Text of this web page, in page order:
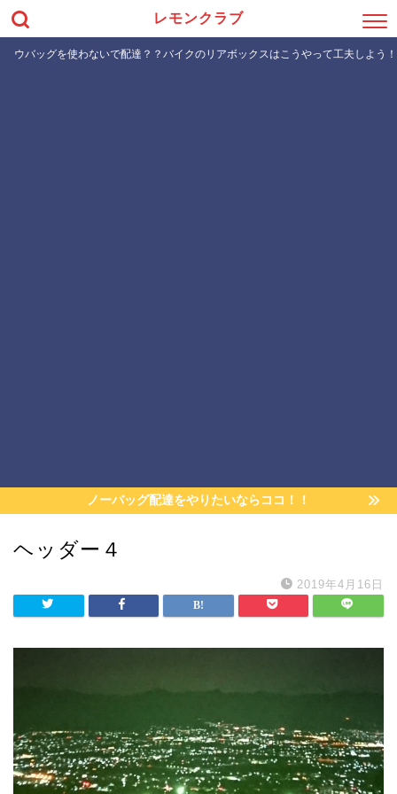
レモンクラブ
ウバッグを使わないで配達？？バイクのリアボックスはこうやって工夫しよう
ノーバッグ配達をやりたいならココ！！
ヘッダー４
2019年4月16日